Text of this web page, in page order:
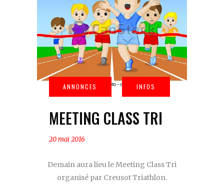
MEETING CLASS TRI
20 mai 2016
Demain aura lieu le Meeting Class Tri
organisé par Creusot Triathlon.